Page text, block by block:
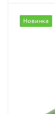
Новинка